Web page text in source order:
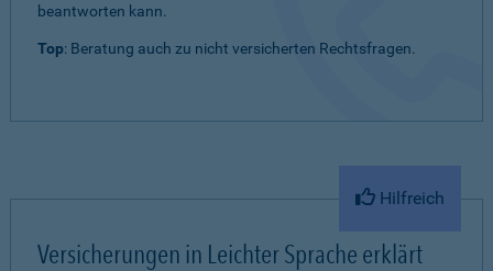
beantworten kann.
Top: Beratung auch zu nicht versicherten Rechtsfragen.
Hilfreich
Versicherungen in Leichter Sprache erklärt